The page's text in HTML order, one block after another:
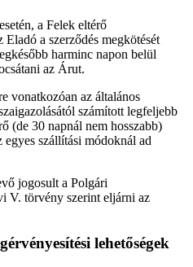
a Felek eltérő
a szerződés megkötését
harminc napon belül
az Árut.
vonatkozóan az általános
számított legfeljebb
(de 30 napnál nem hosszabb)
szállítási módoknál ad
jogosult a Polgári
V. törvény szerint eljárni az
lehetőségek